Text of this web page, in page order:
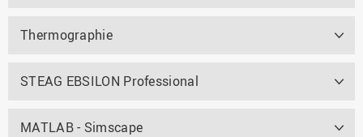
Thermographie
STEAG EBSILON Professional
MATLAB - Simscape